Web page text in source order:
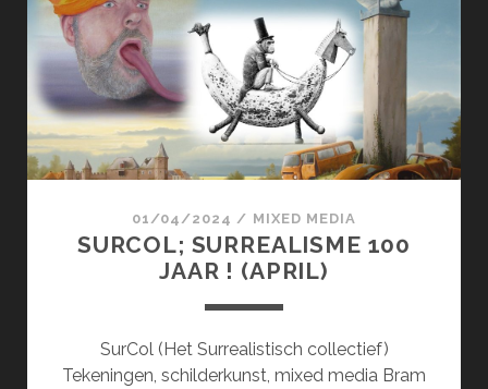
01/04/2024 / MIXED MEDIA
SURCOL; SURREALISME 100
JAAR ! (APRIL)
SurCol (Het Surrealistisch collectief)
Tekeningen, schilderkunst, mixed media Bram